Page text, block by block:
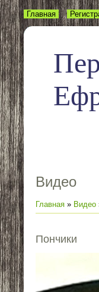
Главная
Видео
Главная » Видео
Пончики